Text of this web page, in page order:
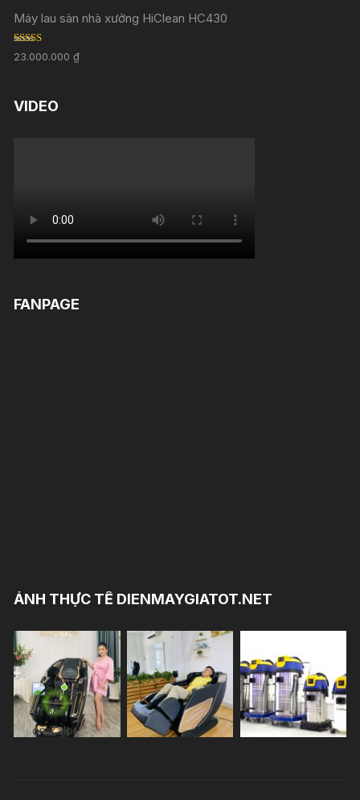
Máy lau sàn nhà xưởng HiClean HC430
Rated5.00
out of 5
23.000.000₫
VIDEO
FANPAGE
ẢNH THỰC TẾ DIENMAYGIATOT.NET